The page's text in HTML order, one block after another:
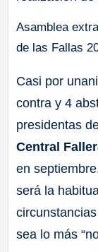
Asamblea
de las Fallas
Casi por
contra y 4
presidentas
Central
en
será la
sea lo más